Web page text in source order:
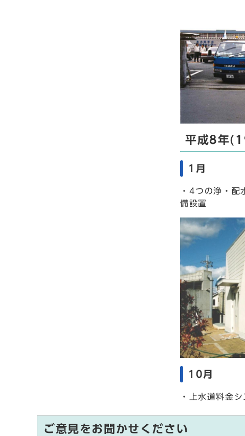
平成8年
1月
・4つの浄・配
備設置
10月
・上水道料金
ご意見をお聞かせください